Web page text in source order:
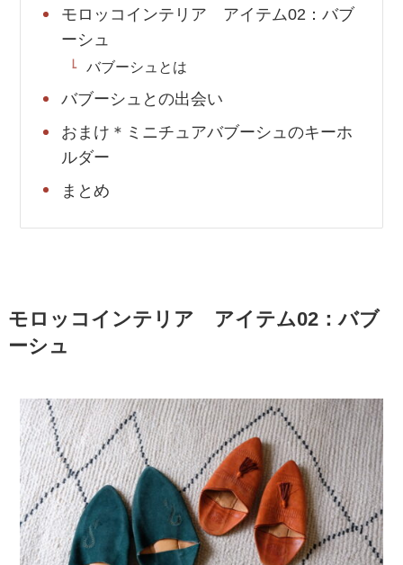
モロッコインテリア アイテム02：バブ
ーシュ
バブーシュとは
バブーシュとの出会い
おまけ＊ミニチュアバブーシュのキーホ
ルダー
まとめ
モロッコインテリア アイテム02：バブ
ーシュ